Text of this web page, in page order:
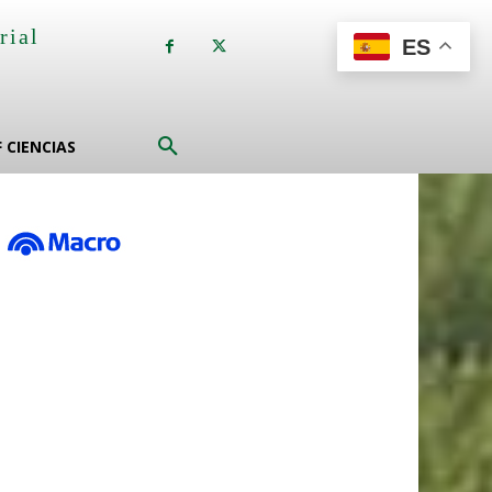
CIENCIAS
ES